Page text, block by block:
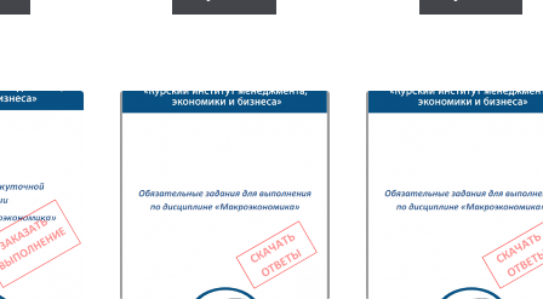
900₽.
900₽.